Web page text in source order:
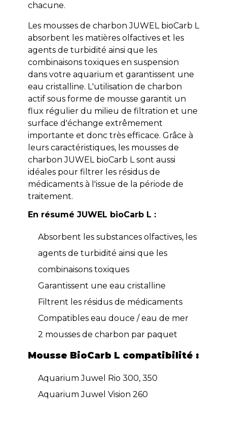
chacune.
Les mousses de charbon JUWEL bioCarb L
absorbent les matières olfactives et les
agents de turbidité ainsi que les
combinaisons toxiques en suspension
dans votre aquarium et garantissent une
eau cristalline. L'utilisation de charbon
actif sous forme de mousse garantit un
flux régulier du milieu de filtration et une
surface d'échange extrêmement
importante et donc très efficace. Grâce à
leurs caractéristiques, les mousses de
charbon JUWEL bioCarb L sont aussi
idéales pour filtrer les résidus de
médicaments à l'issue de la période de
traitement.
En résumé JUWEL bioCarb L :
Absorbent les substances olfactives, les
agents de turbidité ainsi que les
combinaisons toxiques
Garantissent une eau cristalline
Filtrent les résidus de médicaments
Compatibles eau douce / eau de mer
2 mousses de charbon par paquet
Mousse BioCarb L compatibilité :
Aquarium Juwel Rio 300, 350
Aquarium Juwel Vision 260